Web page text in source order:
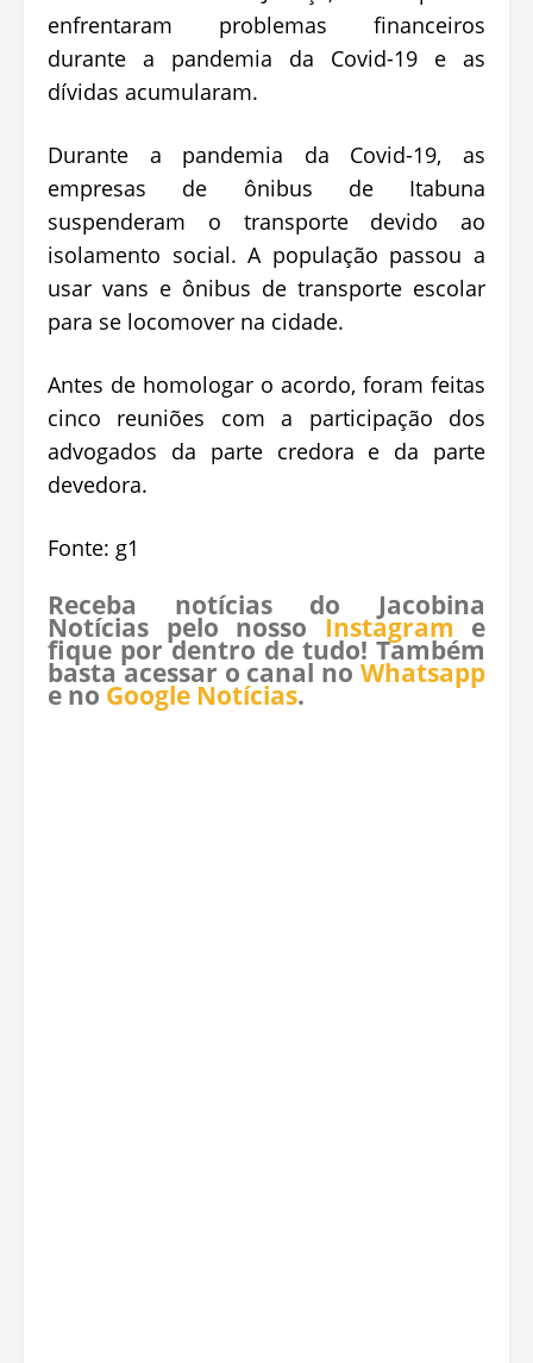
enfrentaram problemas financeiros
durante a pandemia da Covid-19 e as
dívidas acumularam.
Durante a pandemia da Covid-19, as
empresas de ônibus de Itabuna
suspenderam o transporte devido ao
isolamento social. A população passou a
usar vans e ônibus de transporte escolar
para se locomover na cidade.
Antes de homologar o acordo, foram feitas
cinco reuniões com a participação dos
advogados da parte credora e da parte
devedora.
Fonte: g1
Receba notícias do Jacobina
Notícias pelo nosso Instagram e
fique por dentro de tudo! Também
basta acessar o canal no Whatsapp
e no Google Notícias.